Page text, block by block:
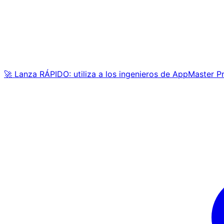
🚀 Lanza RÁPIDO: utiliza a los ingenieros de AppMaster